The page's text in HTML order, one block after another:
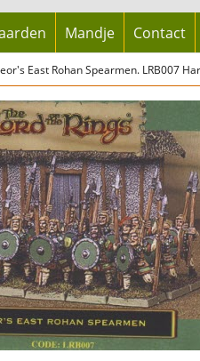
Mandje Contact
East Rohan Spearmen. LRB007